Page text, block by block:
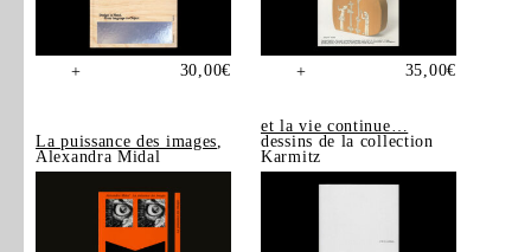
+ 30,00€ + 35,00€
La puissance des images,
Alexandra Midal
et la vie continue…
dessins de la collection
Karmitz